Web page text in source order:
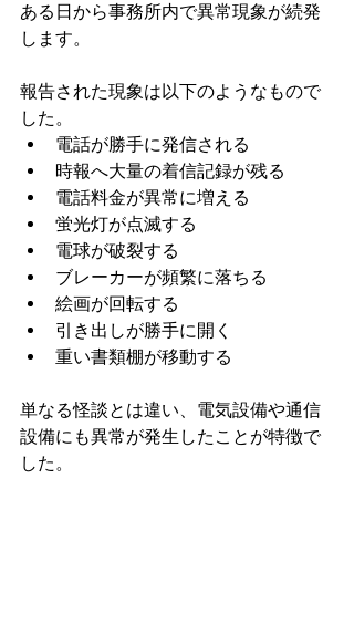
ある日から事務所内で異常現象が続発
します。
報告された現象は以下のようなもので
した。
電話が勝手に発信される
時報へ大量の着信記録が残る
電話料金が異常に増える
蛍光灯が点滅する
電球が破裂する
ブレーカーが頻繁に落ちる
絵画が回転する
引き出しが勝手に開く
重い書類棚が移動する
単なる怪談とは違い、電気設備や通信
設備にも異常が発生したことが特徴で
した。